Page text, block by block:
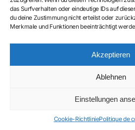
das Surfverhalten oder eindeutige IDs auf
du deine Zustimmung nicht erteilst oder
Merkmale und Funktionen beeinträchtigt
Akzeptieren
Ablehnen
Einstellungen
Cookie-RichtliniePolitique de
d’informations sur le traitement
utilisateurs, veuillez consulter la
confidentialité de Vimeo à
Google Web Fonts
Ce site utilise ce que l’on appelle
uniforme des polices. Les polices